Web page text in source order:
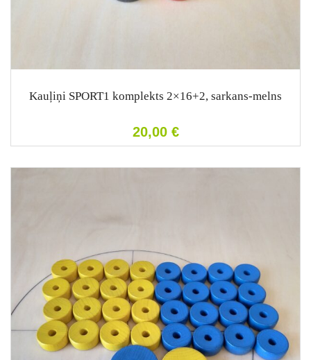
Kauļiņi SPORT1 komplekts 2×16+2, sarkans-melns
20,00 €